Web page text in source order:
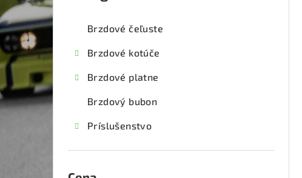
č
ý
p
a
kategórie
Brzdové čeľuste
Brzdové kotúče
Brzdové platne
Brzdový bubon
Príslušenstvo